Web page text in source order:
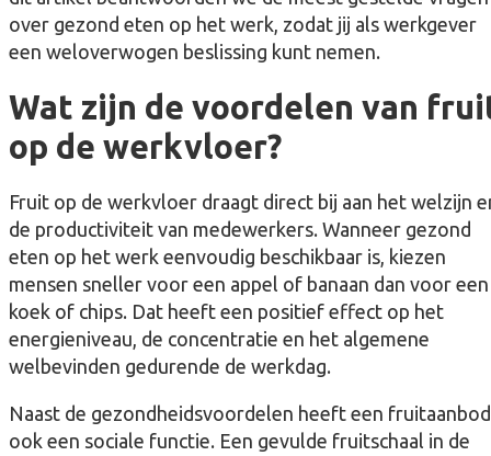
over gezond eten op het werk, zodat jij als werkgever
een weloverwogen beslissing kunt nemen.
Wat zijn de voordelen van
op de werkvloer?
Fruit op de werkvloer draagt direct bij aan het welzijn
de productiviteit van medewerkers. Wanneer gezond
eten op het werk eenvoudig beschikbaar is, kiezen
mensen sneller voor een appel of banaan dan voor een
koek of chips. Dat heeft een positief effect op het
energieniveau, de concentratie en het algemene
welbevinden gedurende de werkdag.
Naast de gezondheidsvoordelen heeft een fruitaanbod
ook een sociale functie. Een gevulde fruitschaal in de